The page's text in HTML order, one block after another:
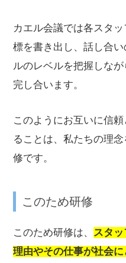
カエル会議では各スタ
標を書き出し、話し合
ルのレベルを把握しな
完し合います。
このようにお互いに信
ることは、私たちの理
修です。
このため研修
このため研修は、 スタ
理由やその仕事が社会